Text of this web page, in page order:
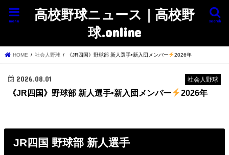
高校野球ニュース｜高校野
球.online
search
menu
HOME 社会人野球 《JR四国》野球部 新人選手•新入団メンバー 2026年
社会人野球
2026.08.01
《JR四国》野球部 新人選手•新入団メンバー 2026年
JR四国 野球部 新人選手